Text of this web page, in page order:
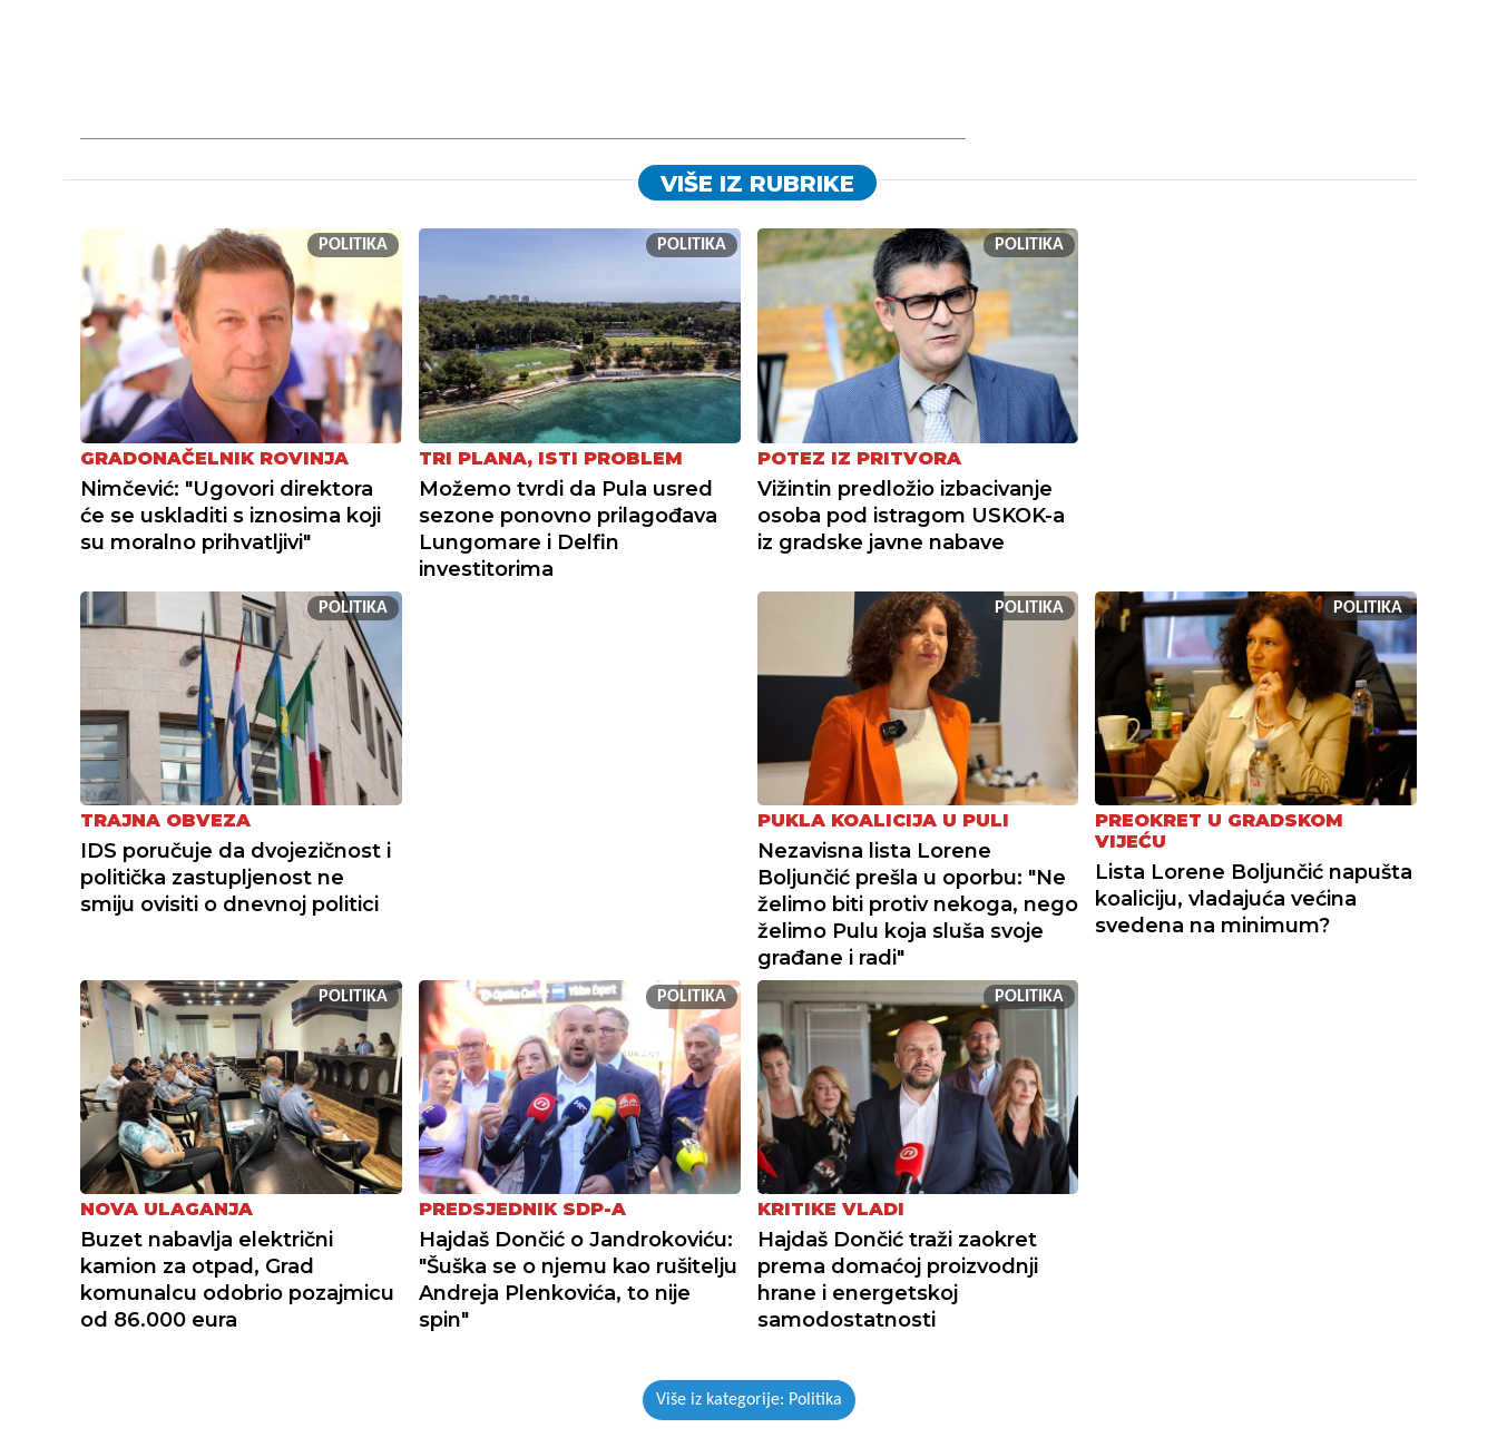
VIŠE IZ RUBRIKE
POLITIKA
GRADONAČELNIK ROVINJA
Nimčević: "Ugovori direktora
će se uskladiti s iznosima koji
su moralno prihvatljivi"
POLITIKA
TRI PLANA, ISTI PROBLEM
Možemo tvrdi da Pula usred
sezone ponovno prilagođava
Lungomare i Delfin
investitorima
POLITIKA
POTEZ IZ PRITVORA
Vižintin predložio izbacivanje
osoba pod istragom USKOK-a
iz gradske javne nabave
POLITIKA
TRAJNA OBVEZA
IDS poručuje da dvojezičnost i
politička zastupljenost ne
smiju ovisiti o dnevnoj politici
POLITIKA
PUKLA KOALICIJA U PULI
Nezavisna lista Lorene
Boljunčić prešla u oporbu: "Ne
želimo biti protiv nekoga, nego
želimo Pulu koja sluša svoje
građane i radi"
POLITIKA
PREOKRET U GRADSKOM
VIJEĆU
Lista Lorene Boljunčić napušta
koaliciju, vladajuća većina
svedena na minimum?
POLITIKA
NOVA ULAGANJA
Buzet nabavlja električni
kamion za otpad, Grad
komunalcu odobrio pozajmicu
od 86.000 eura
POLITIKA
PREDSJEDNIK SDP-A
Hajdaš Dončić o Jandrokoviću:
"Šuška se o njemu kao rušitelju
Andreja Plenkovića, to nije
spin"
POLITIKA
KRITIKE VLADI
Hajdaš Dončić traži zaokret
prema domaćoj proizvodnji
hrane i energetskoj
samodostatnosti
Više iz kategorije: Politika